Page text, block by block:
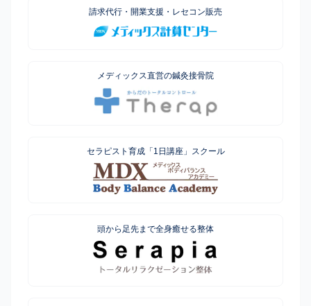
請求代行・開業支援・レセコン販売
メディックス直営の鍼灸接骨院
セラピスト育成「1日講座」スクール
頭から足先まで全身癒せる整体